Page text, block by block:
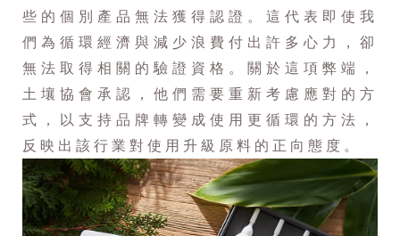
些的個別產品無法獲得認證。這代表即使我
們為循環經濟與減少浪費付出許多心力，卻
無法取得相關的驗證資格。關於這項弊端，
土壤協會承認，他們需要重新考慮應對的方
式，以支持品牌轉變成使用更循環的方法，
反映出該行業對使用升級原料的正向態度。